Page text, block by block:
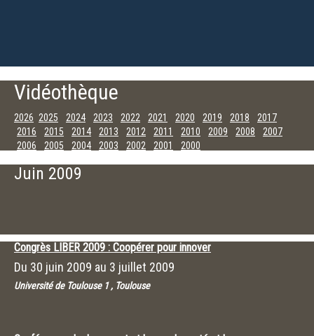
Vidéothèque
2026 2025 2024 2023 2022 2021 2020 2019 2018
2017
2016
2015 2014 2013 2012 2011 2010 2009 2008
2007
2006
2005 2004 2003 2002 2001
2000
Mars
Février Janvier
Juin 2009
Congrès LIBER 2009 : Coopérer pour innover
Du 30 juin 2009 au 3 juillet 2009
Université de Toulouse 1 , Toulouse